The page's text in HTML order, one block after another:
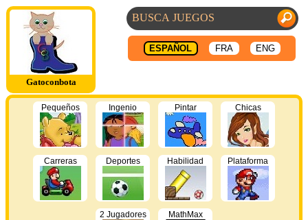
Gatoconbota
ESPAÑOL FRA ENG
Pequeños Ingenio Pintar Chicas
Carreras Deportes Habilidad Plataforma
2 Jugadores MathMax